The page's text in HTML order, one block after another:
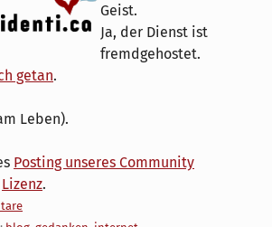
Geist.
Ja, der Dienst ist
fremdgehostet.
getan.
Leben).
Posting unseres Community
Lizenz.